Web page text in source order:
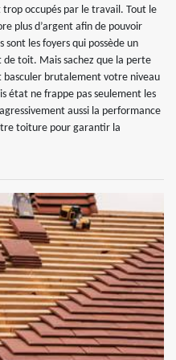
occupés par le travail. Tout le
plus d’argent afin de pouvoir
sont les foyers qui possède un
toit. Mais sachez que la perte
brutalement votre niveau
état ne frappe pas seulement les
aussi la performance
toiture pour garantir la